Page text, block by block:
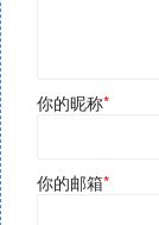
你的昵称*
你的邮箱*